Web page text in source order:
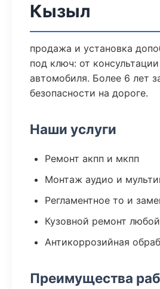
Кызыл
продажа и установка
под ключ: от
автомобиля. Более 6 лет
безопасности на дороге.
Наши услуги
Ремонт акпп и мкпп
Монтаж аудио и
Регламентное то и
Кузовной ремонт
Антикоррозийная
Преимущества